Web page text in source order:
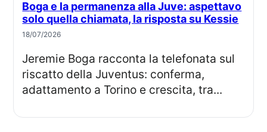
Boga e la permanenza alla Juve: aspettavo
solo quella chiamata, la risposta su Kessie
18/07/2026
Jeremie Boga racconta la telefonata sul
riscatto della Juventus: conferma,
adattamento a Torino e crescita, tra...